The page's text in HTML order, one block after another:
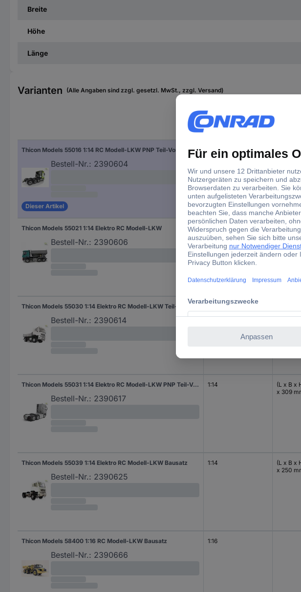
Breite
Höhe
Länge
Varianten (Alle Angaben sind zzgl. gesetzl. MwSt., zzgl. Versand)
Thicon Models 55016 1:14 RC Modell-LKW PNP Teil-Vormontiert
Bestell-Nr.: 2390604
Dieser Artikel
1:14
(L x B x
x 95 mm
Thicon Models 55021 1:14 Elektro RC Modell-LKW
Bestell-Nr.: 2390606
1:14
(L x B x
x 273
Thicon Models 55030 1:14 Elektro RC Modell-LKW Teil-Vormontiert
Bestell-Nr.: 2390614
1:14
x 254
Thicon Models 55031 1:14 Elektro RC Modell-LKW PNP Teil-Vormontiert
Bestell-Nr.: 2390617
1:14
(L x B x
x 309
Thicon Models 55039 1:14 Elektro RC Modell-LKW Bausatz
Bestell-Nr.: 2390625
1:14
(L x B x
x 250
Thicon Models 58400 1:16 RC Modell-LKW Bausatz
Bestell-Nr.: 2390666
1:16